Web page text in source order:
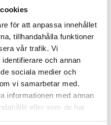
för att anpassa innehållet
tillhandahålla funktioner
vår trafik. Vi
och annan
sociala medier och
vi samarbetar med.
informationen med annan
eller som de har